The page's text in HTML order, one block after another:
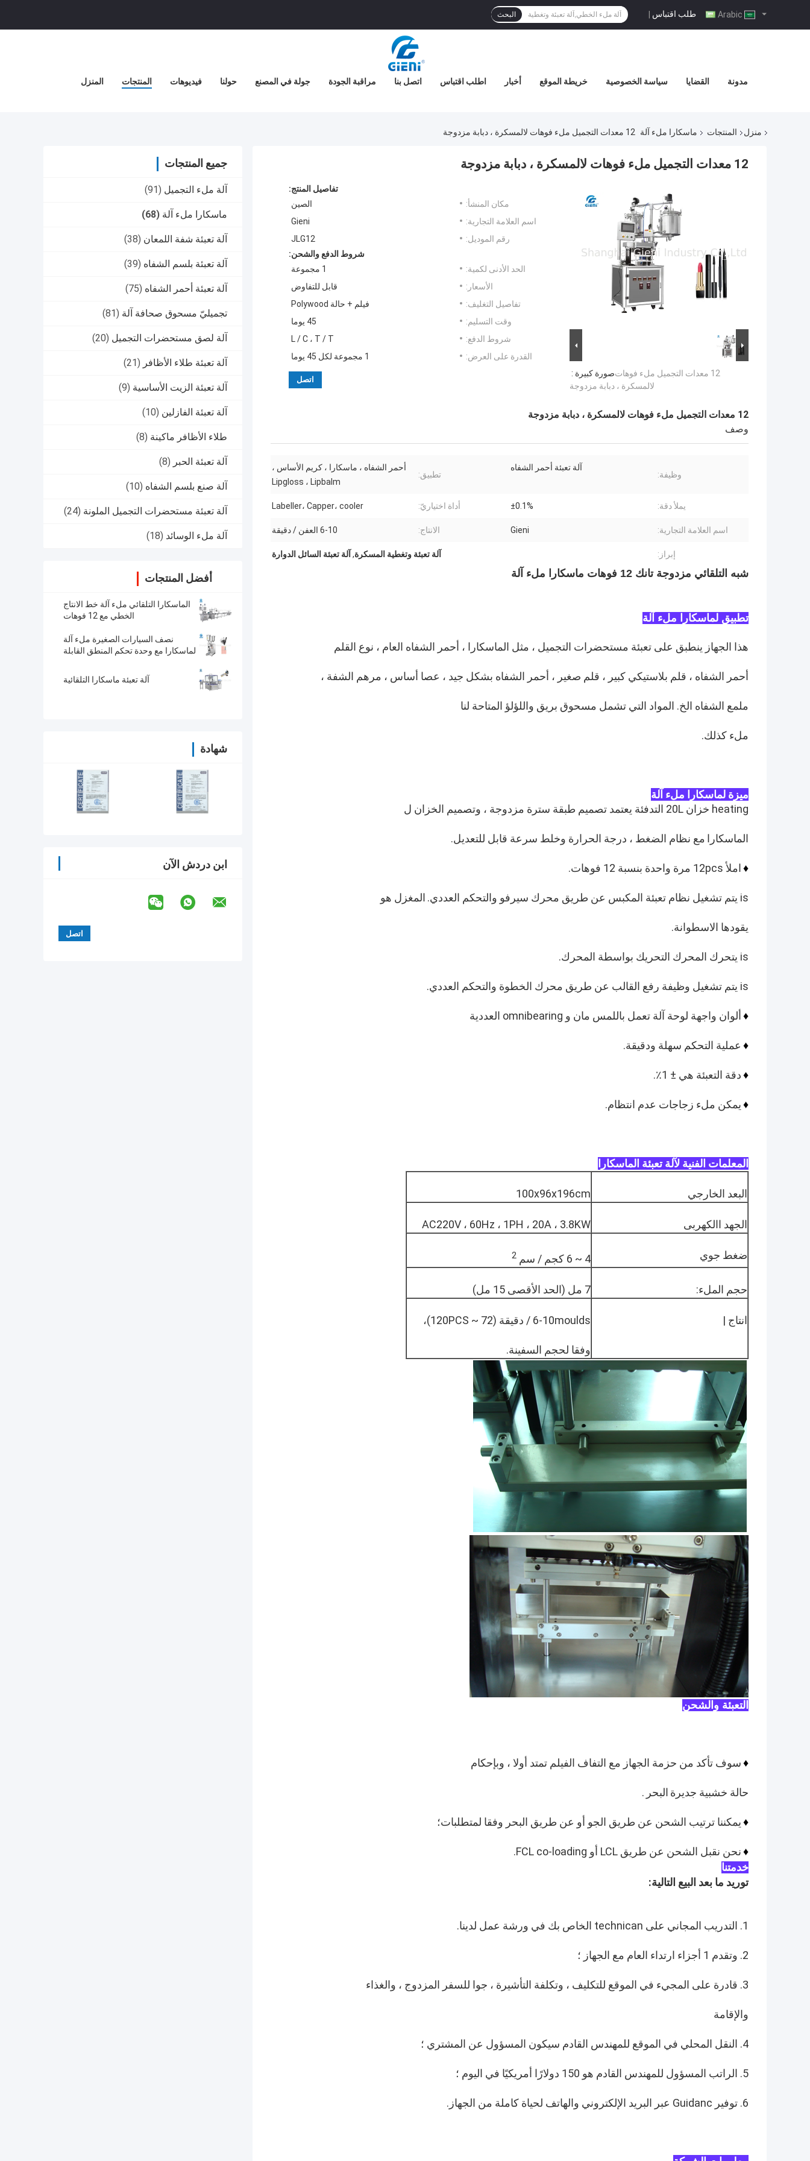
طلب اقتباس | البحث
المنزل المنتجات فيديوهات حولنا جولة في المصنع مراقبة الجودة اتصل بنا اطلب اقتباس أخبار خريطة الموقع سياسة الخصوصية القضايا مدونة
منزل المنتجات ماسكارا ملء آلة 12 معدات التجميل ملء فوهات لالمسكرة ، دبابة مزدوجة
جميع المنتجات
آلة ملء التجميل (91)
ماسكارا ملء آلة (68)
آلة تعبئة شفة اللمعان (38)
آلة تعبئة بلسم الشفاه (39)
آلة تعبئة أحمر الشفاه (75)
تجميليّ مسحوق صحافة آلة (81)
آلة لصق مستحضرات التجميل (20)
آلة تعبئة طلاء الأظافر (21)
آلة تعبئة الزيت الأساسية (9)
آلة تعبئة الفازلين (10)
طلاء الأظافر ماكينة (8)
آلة تعبئة الحبر (8)
آلة صنع بلسم الشفاه (10)
آلة تعبئة مستحضرات التجميل الملونة (24)
آلة ملء الوسائد (18)
أفضل المنتجات
الماسكارا التلقائي ملء آلة خط الانتاج
الخطي مع 12 فوهات
نصف السيارات الصغيرة ملء آلة
لماسكارا مع وحدة تحكم المنطق القابلة
آلة تعبئة ماسكارا التلقائية
شهادة
ابن دردش الآن
12 معدات التجميل ملء فوهات لالمسكرة ، دبابة مزدوجة
صورة كبيرة :12 معدات التجميل ملء فوهات
لالمسكرة ، دبابة مزدوجة
تفاصيل المنتج:
مكان المنشأ:
الصين
اسم العلامة التجارية:
Gieni
رقم الموديل:
JLG12
شروط الدفع والشحن:
الحد الأدنى لكمية:
1 مجموعة
الأسعار:
قابل للتفاوض
تفاصيل التغليف:
فيلم + حالة Polywood
وقت التسليم:
45 يوما
شروط الدفع:
L / C ، T / T
القدرة على العرض:
1 مجموعة لكل 45 يوما
اتصل
12 معدات التجميل ملء فوهات لالمسكرة ، دبابة مزدوجة
وصف
وظيفة:
آلة تعبئة أحمر الشفاه
تطبيق:
أحمر الشفاه ، ماسكارا ، كريم الأساس ،
Lipgloss ، Lipbalm
يملأ دقة: ±0.1% أداة اختياريّ: Labeller، Capper، cooler
اسم العلامة التجارية: Gieni الانتاج: 6-10 العفن / دقيقة
إبراز: آلة تعبئة وتغطية المسكرة, آلة تعبئة السائل الدوارة
شبه التلقائي مزدوجة تانك 12 فوهات ماسكارا ملء آلة
تطبيق لماسكارا ملء آلة
هذا الجهاز ينطبق على تعبئة مستحضرات التجميل ، مثل الماسكارا ، أحمر الشفاه العام ، نوع القلم
أحمر الشفاه ، قلم بلاستيكي كبير ، قلم صغير ، أحمر الشفاه بشكل جيد ، عصا أساس ، مرهم الشفة ،
ملمع الشفاه الخ. المواد التي تشمل مسحوق بريق واللؤلؤ المتاحة لنا
ملء كذلك.
ميزة لماسكارا ملء آلة
heating خزان 20L التدفئة يعتمد تصميم طبقة سترة مزدوجة ، وتصميم الخزان ل
الماسكارا مع نظام الضغط ، درجة الحرارة وخلط سرعة قابل للتعديل.
♦ املأ 12pcs مرة واحدة بنسبة 12 فوهات.
is يتم تشغيل نظام تعبئة المكبس عن طريق محرك سيرفو والتحكم العددي. المغزل هو
يقودها الاسطوانة.
is يتحرك المحرك التحريك بواسطة المحرك.
is يتم تشغيل وظيفة رفع القالب عن طريق محرك الخطوة والتحكم العددي.
♦ ألوان واجهة لوحة آلة تعمل باللمس مان و omnibearing العددية
♦ عملية التحكم سهلة ودقيقة.
♦ دقة التعبئة هي ± 1٪.
♦ يمكن ملء زجاجات عدم انتظام.
المعلمات الفنية لآلة تعبئة الماسكارا
البعد الخارجي 100x96x196cm
الجهد االكهربى AC220V ، 60Hz ، 1PH ، 20A ، 3.8KW
ضغط جوي 4 ~ 6 كجم / سم 2
حجم الملء: 7 مل (الحد الأقصى 15 مل)
انتاج | 6-10moulds / دقيقة (72 ~ 120PCS)،
وفقا لحجم السفينة.
التعبئة والشحن
♦ سوف تأكد من حزمة الجهاز مع التفاف الفيلم تمتد أولا ، وبإحكام
حالة خشبية جديرة البحر .
♦ يمكننا ترتيب الشحن عن طريق الجو أو عن طريق البحر وفقا لمتطلبات؛
♦ نحن نقبل الشحن عن طريق LCL أو FCL co-loading.
خدمتنا
توريد ما بعد البيع التالية:
1. التدريب المجاني على technican الخاص بك في ورشة عمل لدينا.
2. وتقدم 1 أجزاء ارتداء العام مع الجهاز ؛
3. قادرة على المجيء في الموقع للتكليف ، وتكلفة التأشيرة ، جوا للسفر المزدوج ، والغذاء
والإقامة
4. النقل المحلي في الموقع للمهندس القادم سيكون المسؤول عن المشتري ؛
5. الراتب المسؤول للمهندس القادم هو 150 دولارًا أمريكيًا في اليوم ؛
6. توفير Guidanc عبر البريد الإلكتروني والهاتف لحياة كاملة من الجهاز.